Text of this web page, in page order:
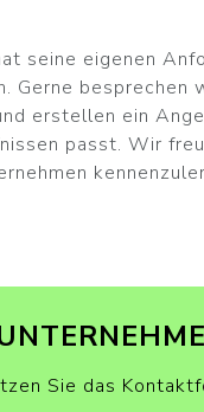
seine eigenen
Gerne besprechen
erstellen ein
passt. Wir
Sie das